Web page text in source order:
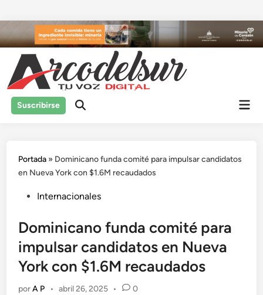
al
contenido
Suscribirse
Portada » Dominicano funda comité para impulsar candidatos
en Nueva York con $1.6M recaudados
Publicado
Internacionales
Dominicano funda comité para
impulsar candidatos en Nueva
York con $1.6M recaudados
porA P • abril 26, 2025 • 0